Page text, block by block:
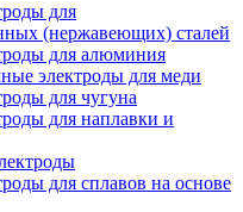
для
(нержавеющих) сталей
для алюминия
электроды для меди
для чугуна
для наплавки и
для сплавов на основе